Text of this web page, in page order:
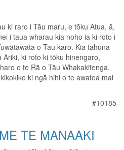
ki raro i Tāu maru, e tōku Atua, ā,
i taua wharau kia noho ia ki roto i
o Tāu karo. Kia tahuna
ki roto ki tōku hinengaro,
o te Rā o Tāu Whakakitenga,
ki ngā hihi o te awatea mai
#10185
TE MANAAKI